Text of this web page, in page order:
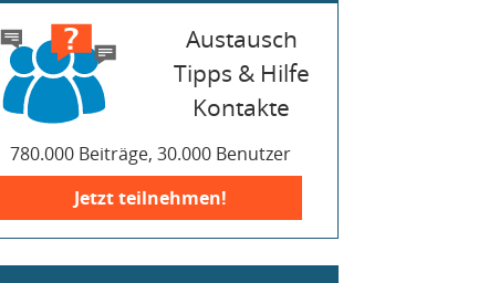
Austausch
Tipps & Hilfe
Kontakte
780.000 Beiträge, 30.000 Benutzer
Jetzt teilnehmen!